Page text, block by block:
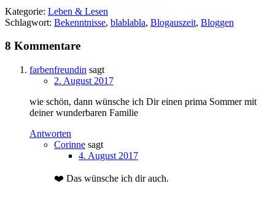
Kategorie: Leben & Lesen
Schlagwort: Bekenntnisse, blablabla, Blogauszeit, Bloggen
8 Kommentare
farbenfreundin sagt
2. August 2017
wie schön, dann wünsche ich Dir einen prima Sommer mit
deiner wunderbaren Familie
Antworten
Corinne sagt
4. August 2017
❤️ Das wünsche ich dir auch.